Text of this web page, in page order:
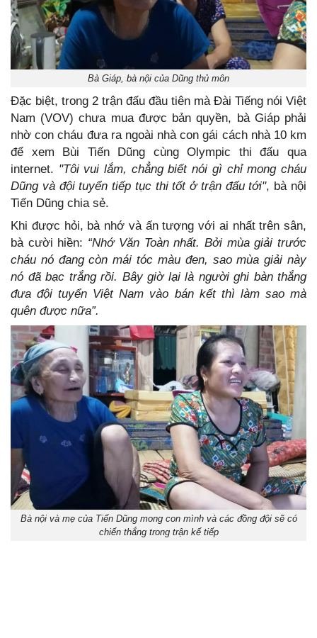
Bà Giáp, bà nội của Dũng thủ môn
Đặc biệt, trong 2 trận đấu đầu tiên mà Đài Tiếng nói Việt
Nam (VOV) chưa mua được bản quyền, bà Giáp phải
nhờ con cháu đưa ra ngoài nhà con gái cách nhà 10 km
để xem Bùi Tiến Dũng cùng Olympic thi đấu qua
internet. "Tôi vui lắm, chẳng biết nói gì chỉ mong cháu
Dũng và đội tuyển tiếp tục thi tốt ở trận đấu tới", bà nội
Tiến Dũng chia sẻ.
Khi được hỏi, bà nhớ và ấn tượng với ai nhất trên sân,
bà cười hiền: “Nhớ Văn Toàn nhất. Bởi mùa giải trước
cháu nó đang còn mái tóc màu đen, sao mùa giải này
nó đã bạc trắng rồi. Bây giờ lại là người ghi bàn thắng
đưa đội tuyển Việt Nam vào bán kết thì làm sao mà
quên được nữa”.
Bà nội và mẹ của Tiến Dũng mong con mình và các đồng đội sẽ có
chiến thắng trong trận kế tiếp